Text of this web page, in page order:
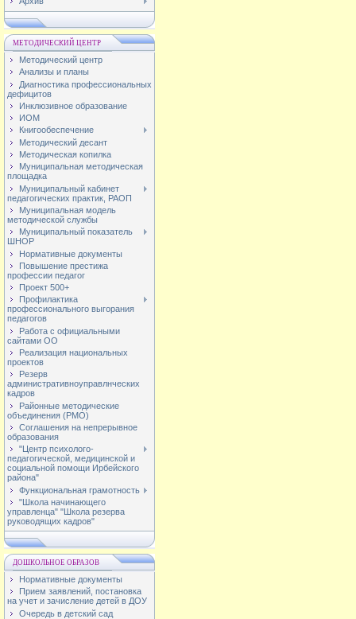
МЕТОДИЧЕСКИЙ ЦЕНТР
Методический центр
Анализы и планы
Диагностика профессиональных
дефицитов
Инклюзивное образование
ИОМ
Книгообеспечение
Методический десант
Методическая копилка
Муниципальная методическая
площадка
Муниципальный кабинет
педагогических практик, РАОП
Муниципальная модель
методической службы
Муниципальный показатель
ШНОР
Нормативные документы
Повышение престижа
профессии педагог
Проект 500+
Профилактика
профессионального выгорания
педагогов
Работа с официальными
сайтами ОО
Реализация национальных
проектов
Резерв
административноуправлнческих
кадров
Районные методические
объединения (РМО)
Соглашения на непрерывное
образования
"Центр психолого-
педагогической, медицинской и
социальной помощи Ирбейского
района"
Функциональная грамотность
"Школа начинающего
управленца" "Школа резерва
руководящих кадров"
ДОШКОЛЬНОЕ ОБРАЗОВ
Нормативные документы
Прием заявлений, постановка
на учет и зачисление детей в ДОУ
Очередь в детский сад